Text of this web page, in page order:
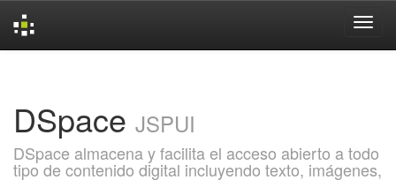
DSpace JSPUI
DSpace almacena y facilita el acceso abierto a todo
tipo de contenido digital incluyendo texto, imágenes,